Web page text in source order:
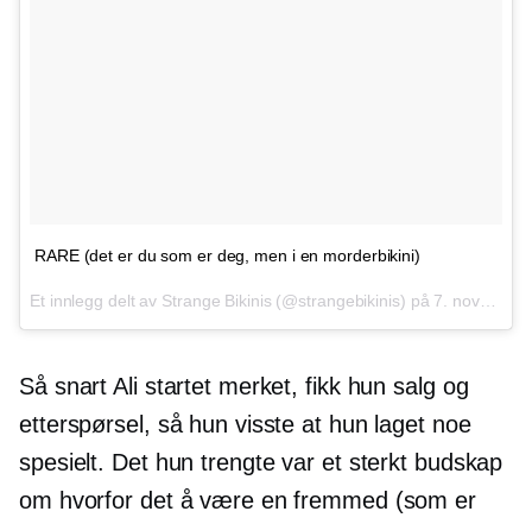
RARE (det er du som er deg, men i en morderbikini)
Et innlegg delt av Strange Bikinis (@strangebikinis) på 7. november 2016 kl. 1:34 PST
Så snart Ali startet merket, fikk hun salg og
etterspørsel, så hun visste at hun laget noe
spesielt. Det hun trengte var et sterkt budskap
om hvorfor det å være en fremmed (som er